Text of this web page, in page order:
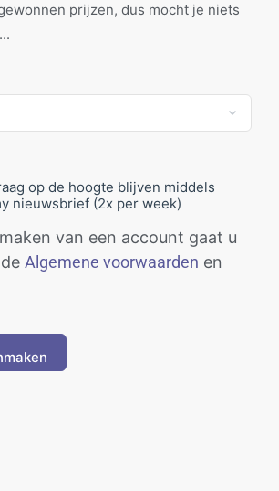
prijzen, dus mocht je niets
op de hoogte blijven middels
nieuwsbrief (2x per week)
van een account gaat u
Algemene voorwaarden en